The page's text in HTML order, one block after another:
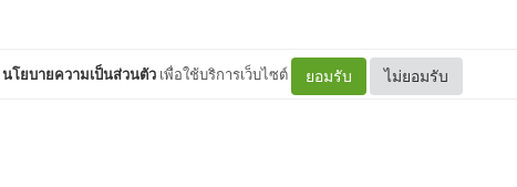
นโยบายความเป็นส่วนตัว เพื่อใช้บริการเว็บไซต์ ยอมรับ ไม่ยอมรับ